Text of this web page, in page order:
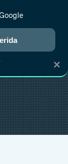
RANKINGS CINE
×